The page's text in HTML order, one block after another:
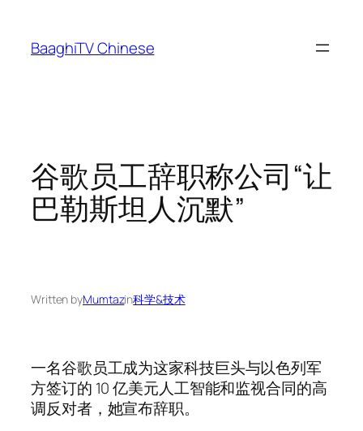
content
BaaghiTV Chinese
谷歌员工辞职称公司“让
巴勒斯坦人沉默”
Written byMumtazin科学&技术
一名谷歌员工成为这家科技巨头与以色列军
方签订的 10 亿美元人工智能和监视合同的高
调反对者，她宣布辞职。